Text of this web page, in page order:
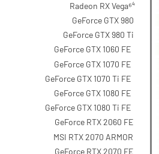
Radeon RX Vega⁶⁴
GeForce GTX 980
GeForce GTX 980 Ti
GeForce GTX 1060 FE
GeForce GTX 1070 FE
GeForce GTX 1070 Ti FE
GeForce GTX 1080 FE
GeForce GTX 1080 Ti FE
GeForce RTX 2060 FE
MSI RTX 2070 ARMOR
GeForce RTX 2070 FE